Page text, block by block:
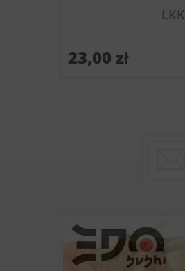
LKK
23,00 zł